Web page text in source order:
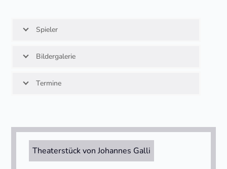
Spieler
Bildergalerie
Termine
Theaterstück von Johannes Galli